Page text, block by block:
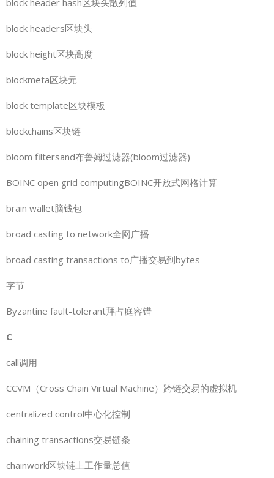
block headers区块头
block height区块高度
blockmeta区块元
block template区块模板
blockchains区块链
bloom filtersand布鲁姆过滤器(bloom过滤器)
BOINC open grid computingBOINC开放式网格计算
brain wallet脑钱包
broad casting to network全网广播
broad casting transactions to广播交易到bytes
字节
Byzantine fault-tolerant拜占庭容错
C
call调用
CCVM（Cross Chain Virtual Machine）跨链交易的虚拟机
centralized control中心化控制
chaining transactions交易链条
chainwork区块链上工作量总值